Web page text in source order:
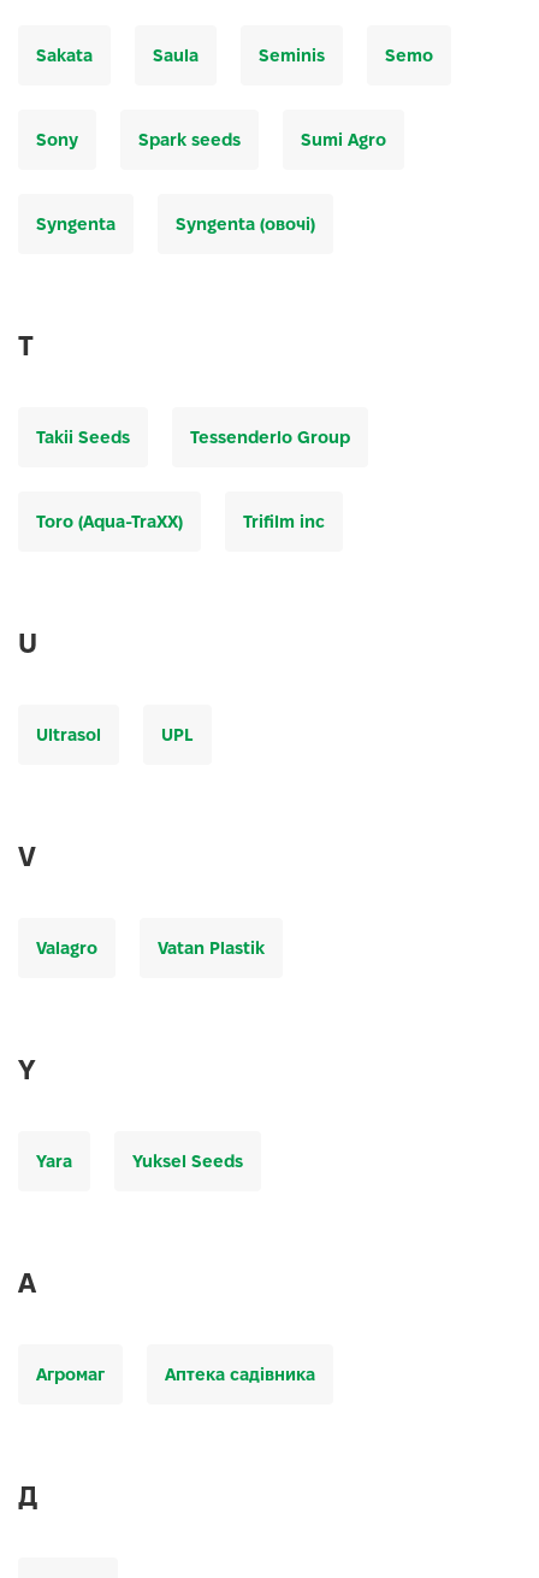
Sakata Saula Seminis Semo
Sony Spark seeds Sumi Agro
Syngenta Syngenta (овочі)
T
Takii Seeds Tessenderlo Group
Toro (Aqua-TraXX) Trifilm inc
U
Ultrasol UPL
V
Valagro Vatan Plastik
Y
Yara Yuksel Seeds
А
Агромаг Аптека садівника
Д